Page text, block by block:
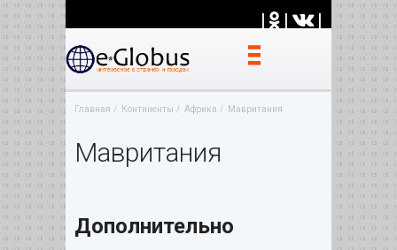
| | |
Главная Континенты Африка Мавритания
Мавритания
Дополнительно